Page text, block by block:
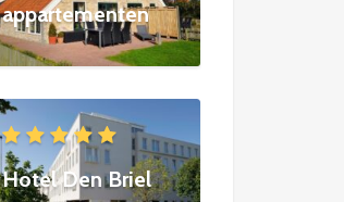
appartementen
Hotel Den Briel